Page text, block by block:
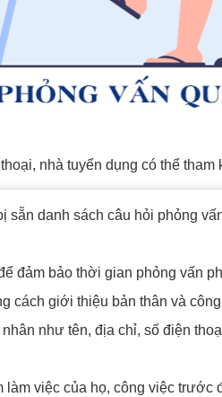
nhà tuyển dụng có thể
sẵn danh sách câu hỏi phỏng
đảm bảo thời gian phỏng vấn
cách giới thiệu bản thân và
như tên, địa chỉ, số điện
việc của họ, công việc trước